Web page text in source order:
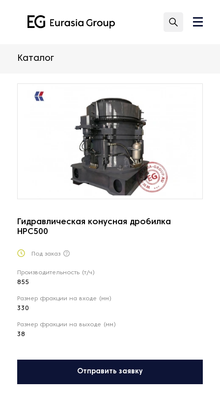
Каталог
Гидравлическая конусная дробилка
HPC500
Под заказ
Производительность (т/ч)
855
Размер фракции на входе (мм)
330
Размер фракции на выходе (мм)
38
Отправить заявку